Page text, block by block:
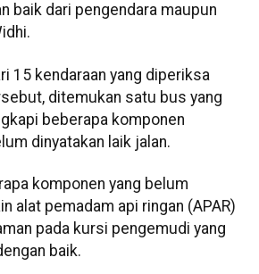
baik dari pengendara maupun
15 kendaraan yang diperiksa
ditemukan satu bus yang
beberapa komponen
dinyatakan laik jalan.
komponen yang belum
alat pemadam api ringan (APAR)
pada kursi pengemudi yang
baik.